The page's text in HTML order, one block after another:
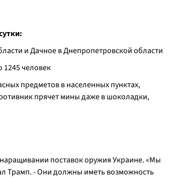
и Дачное в Днепропетровской области
1245 человек
предметов в населенных пунктах,
прячет мины даже в шоколадки,
поставок оружия Украине. «Мы
Трамп. - Они должны иметь возможность